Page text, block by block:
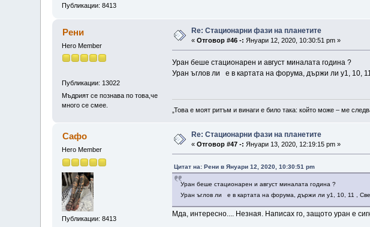
Публикации: 8413
Рени
Hero Member
Публикации: 13022
Мъдрият се познава по това,че
много се смее.
Re: Стационарни фази на планетите
«Отговор #46 -: Януари 12, 2020, 10:30:51 pm »
Уран беше стационарен и август миналата година ?
Уран ъглов ли е в картата на форума, държи ли у1, 10,
„Това е моят ритъм и винаги е било така: който може – ме
Сафо
Hero Member
Публикации: 8413
Re: Стационарни фази на планетите
«Отговор #47 -: Януари 13, 2020, 12:19:15 pm »
Цитат на: Рени в Януари 12, 2020, 10:30:51 pm
Уран беше стационарен и август миналата година ?
Уран ъглов ли е в картата на форума, държи ли у1, 10, 11 ,
Мда, интересно.... Незная. Написах го, защото уран е